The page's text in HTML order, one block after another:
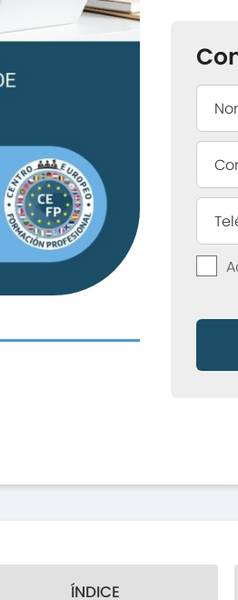
ÍNDICE